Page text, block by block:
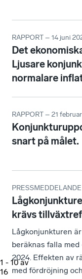
1 - 10 av
16
RAPPORT – 14 juni
Det
Ljusare
normalare
RAPPORT – 21
snart på målet.
krävs
Lågkonjunkturen
beräknas falla med
2024. Effekten av
med fördröjning